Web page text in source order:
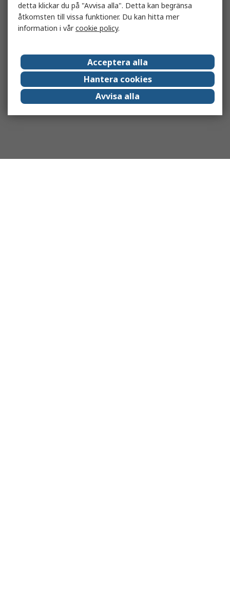
detta klickar du på "Avvisa alla". Detta kan begränsa
åtkomsten till vissa funktioner. Du kan hitta mer
information i vårcookie policy.
Acceptera alla
Hantera cookies
Avvisa alla